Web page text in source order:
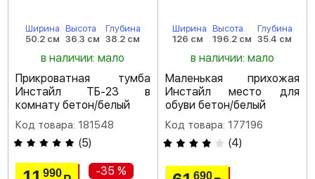
Ширина
50.2 см
Высота
36.3 см
Глубина
38.2 см
в наличии: мало
Прикроватная тумба
Инстайл ТБ-23 в
комнату бетон/белый
Код товара: 181548
(5)
990
-35 %
Ширина
126 см
Высота
196.2 см
Глубина
35.4 см
в наличии: мало
Маленькая прихожая
Инстайл место для
обуви бетон/белый
Код товара: 177196
(4)
690